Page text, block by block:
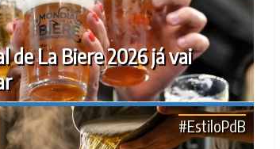
de La Biere 2026 já vai
#EstiloPdB